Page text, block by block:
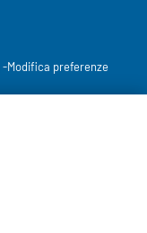
-Modifica preferenze